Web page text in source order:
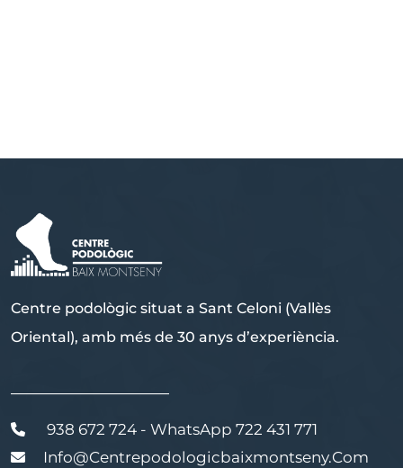
Centre podològic situat a Sant Celoni (Vallès
Oriental), amb més de 30 anys d’experiència.
———————————
938 672 724 - WhatsApp 722 431 771
Info@centrepodologicbaixmontseny.com